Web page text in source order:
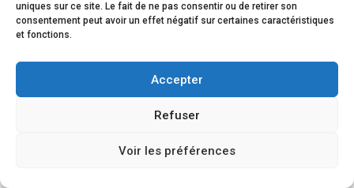
uniques sur ce site. Le fait de ne pas consentir ou de retirer son
consentement peut avoir un effet négatif sur certaines caractéristiques
et fonctions.
Accepter
Refuser
Voir les préférences
La satisfaction de nos clients est prouvée par leur
fidélité et leur confiance renouvelée envers nous.